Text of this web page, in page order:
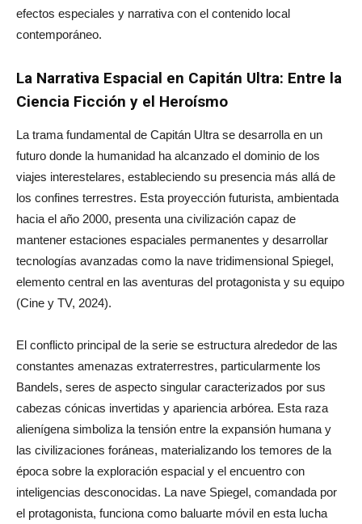
efectos especiales y narrativa con el contenido local
contemporáneo.
La Narrativa Espacial en Capitán Ultra: Entre la
Ciencia Ficción y el Heroísmo
La trama fundamental de Capitán Ultra se desarrolla en un
futuro donde la humanidad ha alcanzado el dominio de los
viajes interestelares, estableciendo su presencia más allá de
los confines terrestres. Esta proyección futurista, ambientada
hacia el año 2000, presenta una civilización capaz de
mantener estaciones espaciales permanentes y desarrollar
tecnologías avanzadas como la nave tridimensional Spiegel,
elemento central en las aventuras del protagonista y su equipo
(Cine y TV, 2024).
El conflicto principal de la serie se estructura alrededor de las
constantes amenazas extraterrestres, particularmente los
Bandels, seres de aspecto singular caracterizados por sus
cabezas cónicas invertidas y apariencia arbórea. Esta raza
alienígena simboliza la tensión entre la expansión humana y
las civilizaciones foráneas, materializando los temores de la
época sobre la exploración espacial y el encuentro con
inteligencias desconocidas. La nave Spiegel, comandada por
el protagonista, funciona como baluarte móvil en esta lucha